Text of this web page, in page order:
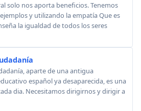
solo nos aporta beneficios. Tenemos
y utilizando la empatía Que es
la igualdad de todos los seres
aparte de una antigua
español ya desaparecida, es una
dia. Necesitamos dirigirnos y dirigir a